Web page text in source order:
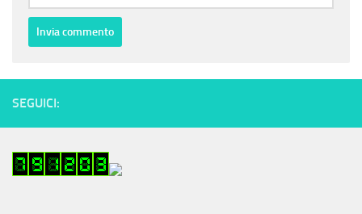
SEGUICI: